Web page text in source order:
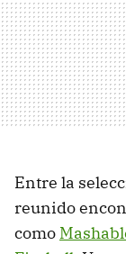
Entre la
reunido
como